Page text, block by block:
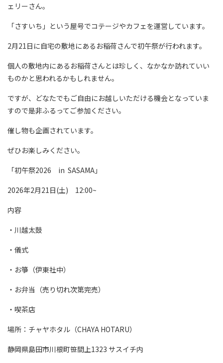
ェリーさん。
「さすいち」という屋号でコテージやカフェを運営しています。
2月21日に自宅の敷地にあるお稲荷さんで初午祭が行われます。
個人の敷地内にあるお稲荷さんとは珍しく、なかなか訪れていい
ものかと思われるかもしれません。
ですが、どなたでもご自由にお越しいただける機会となっていま
すので是非ふるってご参加ください。
催し物も企画されています。
ぜひお楽しみください。
「初午祭2026 in SASAMA」
2026年2月21日(土) 12:00~
内容
・川越太鼓
・儀式
・お箏（伊東社中）
・お弁当（売り切れ次第完売）
・喫茶店
場所：チャヤホタル（CHAYA HOTARU）
静岡県島田市川根町笹間上1323 サスイチ内